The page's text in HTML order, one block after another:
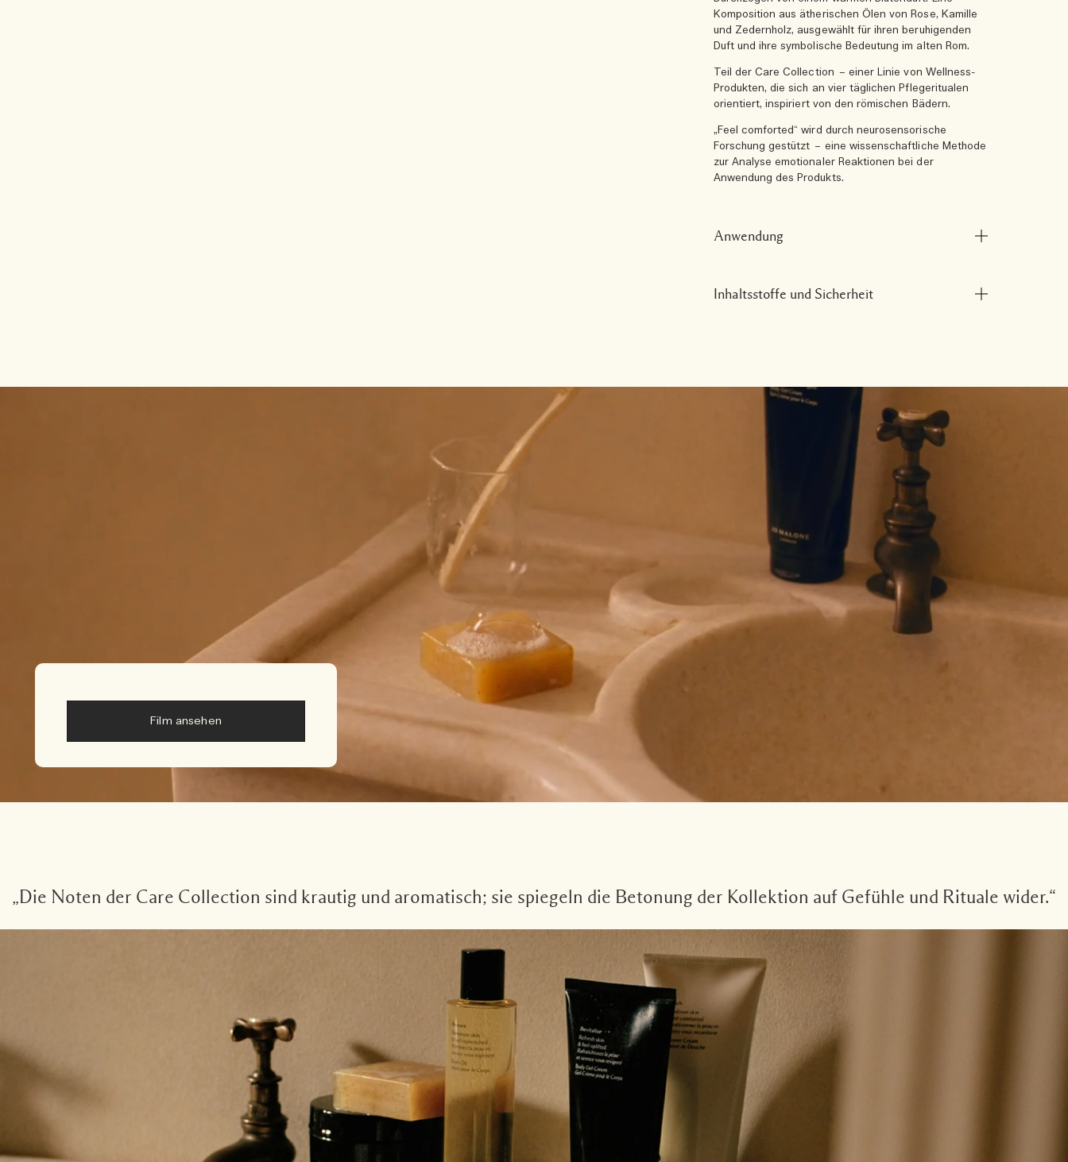
Komposition aus ätherischen Ölen von Rose, Kamille
und Zedernholz, ausgewählt für ihren beruhigenden
Duft und ihre symbolische Bedeutung im alten Rom.
Teil der Care Collection – einer Linie von Wellness-
Produkten, die sich an vier täglichen Pflegeritualen
orientiert, inspiriert von den römischen Bädern.
„Feel comforted“ wird durch neurosensorische
Forschung gestützt – eine wissenschaftliche Methode
zur Analyse emotionaler Reaktionen bei der
Anwendung des Produkts.
Anwendung
Inhaltsstoffe und Sicherheit
Film ansehen
„Die Noten der Care Collection sind krautig und aromatisch; sie spiegeln die Betonung der Kollektion auf Gefühle und Rituale wider.“